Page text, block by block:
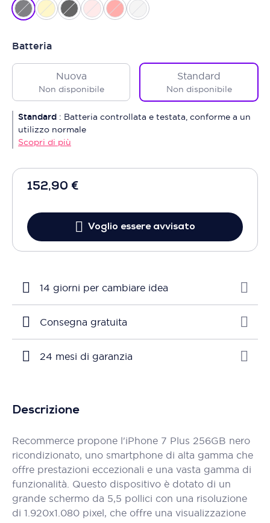
152,90 €
Voglio essere avvisato
Batteria
Nuova
Non disponibile
Standard
Non disponibile
Standard : Batteria controllata e testata, conforme a un
utilizzo normale
Scopri di più
14 giorni per cambiare idea
Consegna gratuita
24 mesi di garanzia
Descrizione
Recommerce propone l'iPhone 7 Plus 256GB nero
ricondizionato, uno smartphone di alta gamma che
offre prestazioni eccezionali e una vasta gamma di
funzionalità. Questo dispositivo è dotato di un
grande schermo da 5,5 pollici con una risoluzione
di 1.920x1.080 pixel, che offre una visualizzazione